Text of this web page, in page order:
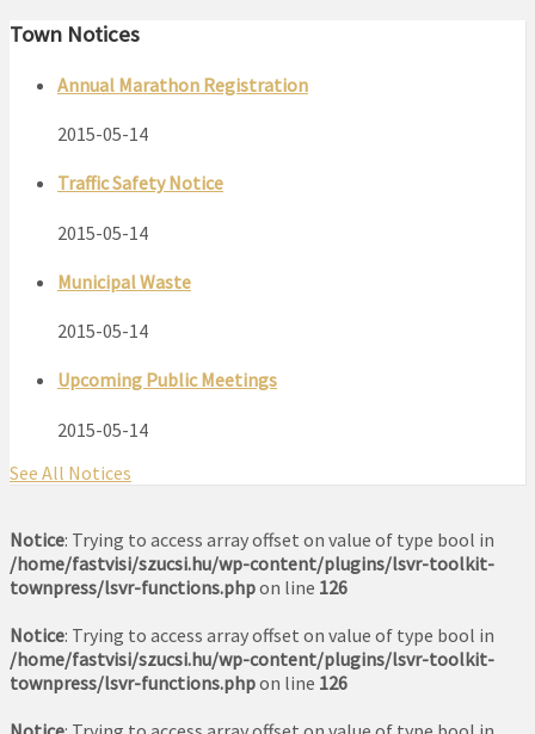
Town Notices
Annual Marathon Registration
2015-05-14
Traffic Safety Notice
2015-05-14
Municipal Waste
2015-05-14
Upcoming Public Meetings
2015-05-14
See All Notices
Notice: Trying to access array offset on value of type bool in
/home/fastvisi/szucsi.hu/wp-content/plugins/lsvr-toolkit-
townpress/lsvr-functions.phpon line 126
Notice: Trying to access array offset on value of type bool in
/home/fastvisi/szucsi.hu/wp-content/plugins/lsvr-toolkit-
townpress/lsvr-functions.phpon line 126